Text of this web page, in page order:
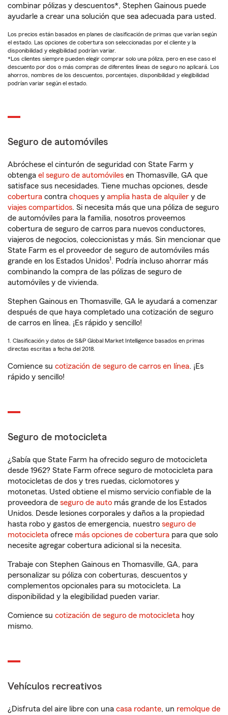
combinar pólizas y descuentos*, Stephen Gainous puede
ayudarle a crear una solución que sea adecuada para usted.
Los precios están basados en planes de clasificación de primas que varían según
el estado. Las opciones de cobertura son seleccionadas por el cliente y la
disponibilidad y elegibilidad podrían variar.
*Los clientes siempre pueden elegir comprar solo una póliza, pero en ese caso el
descuento por dos o más compras de diferentes líneas de seguro no aplicará. Los
ahorros, nombres de los descuentos, porcentajes, disponibilidad y elegibilidad
podrían variar según el estado.
Seguro de automóviles
Abróchese el cinturón de seguridad con State Farm y
obtenga el seguro de automóviles en Thomasville, GA que
satisface sus necesidades. Tiene muchas opciones, desde
cobertura contra choques y amplia hasta de alquiler y de
viajes compartidos. Si necesita más que una póliza de seguro
de automóviles para la familia, nosotros proveemos
cobertura de seguro de carros para nuevos conductores,
viajeros de negocios, coleccionistas y más. Sin mencionar que
State Farm es el proveedor de seguro de automóviles más
grande en los Estados Unidos1. Podría incluso ahorrar más
combinando la compra de las pólizas de seguro de
automóviles y de vivienda.
Stephen Gainous en Thomasville, GA le ayudará a comenzar
después de que haya completado una cotización de seguro
de carros en línea. ¡Es rápido y sencillo!
1. Clasificación y datos de S&P Global Market Intelligence basados en primas
directas escritas a fecha del 2018.
Comience su cotización de seguro de carros en línea. ¡Es
rápido y sencillo!
Seguro de motocicleta
¿Sabía que State Farm ha ofrecido seguro de motocicleta
desde 1962? State Farm ofrece seguro de motocicleta para
motocicletas de dos y tres ruedas, ciclomotores y
motonetas. Usted obtiene el mismo servicio confiable de la
proveedora de seguro de auto más grande de los Estados
Unidos. Desde lesiones corporales y daños a la propiedad
hasta robo y gastos de emergencia, nuestro seguro de
motocicleta ofrece más opciones de cobertura para que solo
necesite agregar cobertura adicional si la necesita.
Trabaje con Stephen Gainous en Thomasville, GA, para
personalizar su póliza con coberturas, descuentos y
complementos opcionales para su motocicleta. La
disponibilidad y la elegibilidad pueden variar.
Comience su cotización de seguro de motocicleta hoy
mismo.
Vehículos recreativos
¿Disfruta del aire libre con una casa rodante, un remolque de